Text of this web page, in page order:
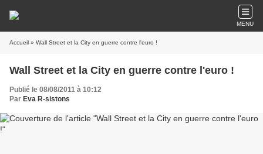
MENU
Accueil » Wall Street et la City en guerre contre l'euro !
Wall Street et la City en guerre contre l'euro !
Publié le 08/08/2011 à 10:12
Par Eva R-sistons